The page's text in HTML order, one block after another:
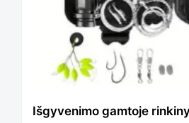
Išgyvenimo gamtoje